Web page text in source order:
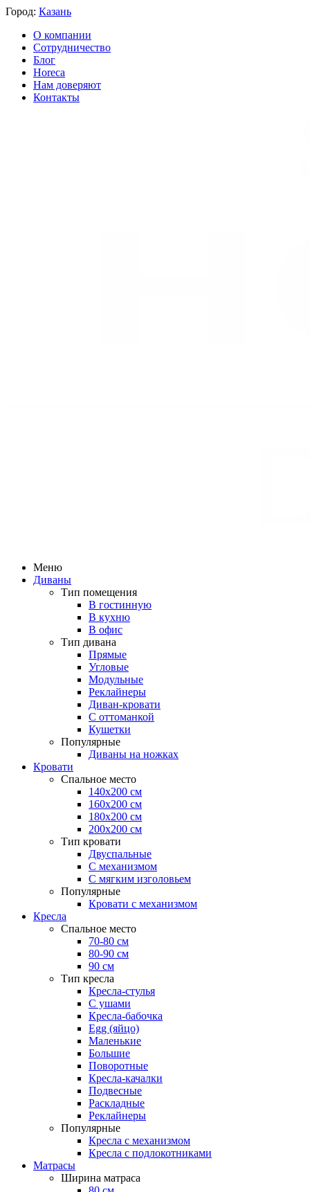
Город: Казань
О компании
Сотрудничество
Блог
Horeca
Нам доверяют
Контакты
Меню
Диваны
Тип помещения
В гостинную
В кухню
В офис
Тип дивана
Прямые
Угловые
Модульные
Реклайнеры
Диван-кровати
С оттоманкой
Кушетки
Популярные
Диваны на ножках
Кровати
Спальное место
140х200 см
160х200 см
180х200 см
200х200 см
Тип кровати
Двуспальные
С механизмом
С мягким изголовьем
Популярные
Кровати с механизмом
Кресла
Спальное место
70-80 см
80-90 см
90 см
Тип кресла
Кресла-стулья
С ушами
Кресла-бабочка
Egg (яйцо)
Маленькие
Большие
Поворотные
Кресла-качалки
Подвесные
Раскладные
Реклайнеры
Популярные
Кресла с механизмом
Кресла с подлокотниками
Матрасы
Ширина матраса